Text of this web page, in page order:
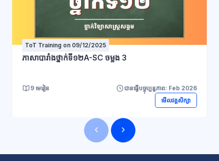
ToT Training on 09/12/2025
ភាសាបារាំងថ្នាក់ទី១២A-SC ចម្លង 3
9 មេរៀន
បានធ្វើបច្ចុប្បន្នភាព: Feb 2026
មើលវគ្គសិក្សា
ប្លុក